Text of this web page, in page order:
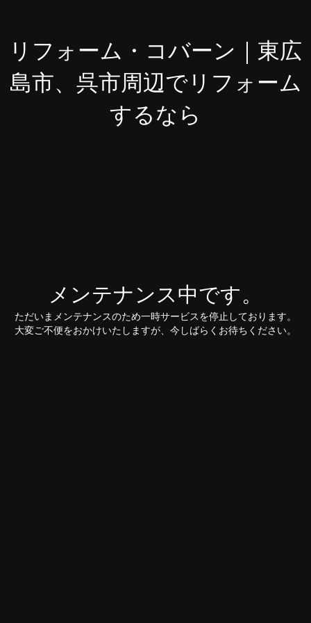
リフォーム・コバーン｜東広
島市、呉市周辺でリフォーム
するなら
メンテナンス中です。
ただいまメンテナンスのため一時サービスを停止しております。
大変ご不便をおかけいたしますが、今しばらくお待ちください。